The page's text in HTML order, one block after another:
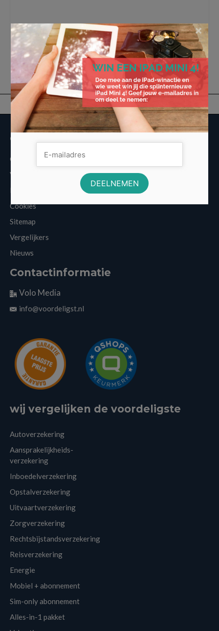
auto all risk verzekeren
Wat vergoedt een all risk autoverzekering,Wat vergoedt
een all risk autoverzekering niet
Overige informatie
Over Voordeligst.nl
Veelgestelde vragen
Disclaimer
Cookies
Sitemap
Vergelijkers
Nieuws
Contactinformatie
Volo Media
info@voordeligst.nl
wij vergelijken de voordeligste
Autoverzekering
Aansprakelijkheids-
verzekering
Inboedelverzekering
Opstalverzekering
Uitvaartverzekering
Zorgverzekering
Rechtsbijstandsverzekering
Reisverzekering
Energie
Mobiel + abonnement
Sim-only abonnement
Alles-in-1 pakket
×